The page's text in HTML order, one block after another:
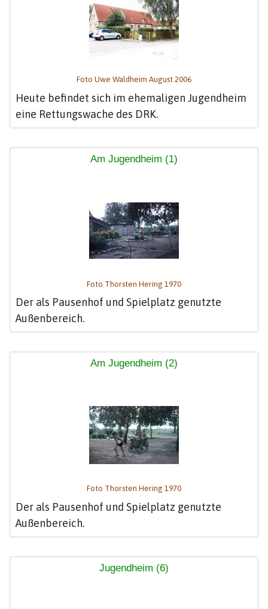
Foto Uwe Waldheim August 2006
Heute befindet sich im ehemaligen Jugendheim
eine Rettungswache des DRK.
Am Jugendheim (1)
Foto Thorsten Hering 1970
Der als Pausenhof und Spielplatz genutzte
Außenbereich.
Am Jugendheim (2)
Foto Thorsten Hering 1970
Der als Pausenhof und Spielplatz genutzte
Außenbereich.
Jugendheim (6)